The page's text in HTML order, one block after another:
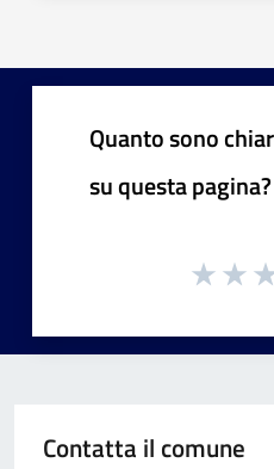
Quanto sono
su questa pagina?
Contatta il comune